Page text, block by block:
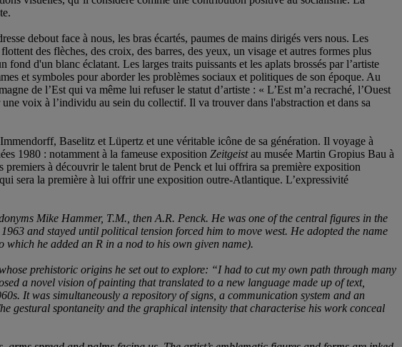
debout face à nous, les bras écartés, paumes de mains dirigés vers nous. Les
des flèches, des croix, des barres, des yeux, un visage et autres formes plus
d'un blanc éclatant. Les larges traits puissants et les aplats brossés par l’artiste
et symboles pour aborder les problèmes sociaux et politiques de son époque. Au
de l’Est qui va même lui refuser le statut d’artiste : « L’Est m’a recraché, l’Ouest
voix à l’individu au sein du collectif. Il va trouver dans l'abstraction et dans sa
Baselitz et Lüpertz et une véritable icône de sa génération. Il voyage à
1980 : notamment à la fameuse exposition Zeitgeistau musée Martin Gropius Bau à
à découvrir le talent brut de Penck et lui offrira sa première exposition
sera la première à lui offrir une exposition outre-Atlantique. L’expressivité
Mike Hammer, T.M. , then A.R. Penck. He was one of the central figures in the
and stayed until political tension forced him to move west. He adopted the name
which he added an R in a nod to his own given name).
prehistoric origins he set out to explore: “I had to cut my own path through many
a novel vision of painting that translated to a new language made up of text,
It was simultaneously a repository of signs, a communication system and an
gestural spontaneity and the graphical intensity that characterise his work conceal